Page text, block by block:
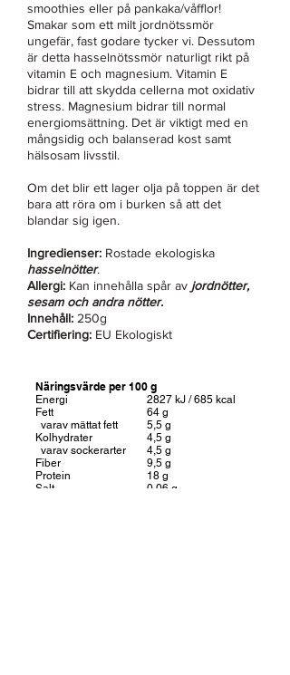
smoothies eller på pankaka/våfflor!
Smakar som ett milt jordnötssmör
ungefär, fast godare tycker vi. Dessutom
är detta hasselnötssmör naturligt rikt på
vitamin E och magnesium. Vitamin E
bidrar till att skydda cellerna mot oxidativ
stress. Magnesium bidrar till normal
energiomsättning. Det är viktigt med en
mångsidig och balanserad kost samt
hälsosam livsstil.
Om det blir ett lager olja på toppen är det
bara att röra om i burken så att det
blandar sig igen.
Ingredienser: Rostade ekologiska
hasselnötter.
Allergi: Kan innehålla spår av jordnötter,
sesam och andra nötter.
Innehåll: 250g
Certifiering: EU Ekologiskt
Näringsvärde per 100 g
Energi
Fett
varav mättat fett
Kolhydrater
varav sockerarter
Fiber
Protein
Salt
2827 kJ / 685 kcal
64 g
5,5 g
4,5 g
4,5 g
9,5 g
18 g
0,06 g